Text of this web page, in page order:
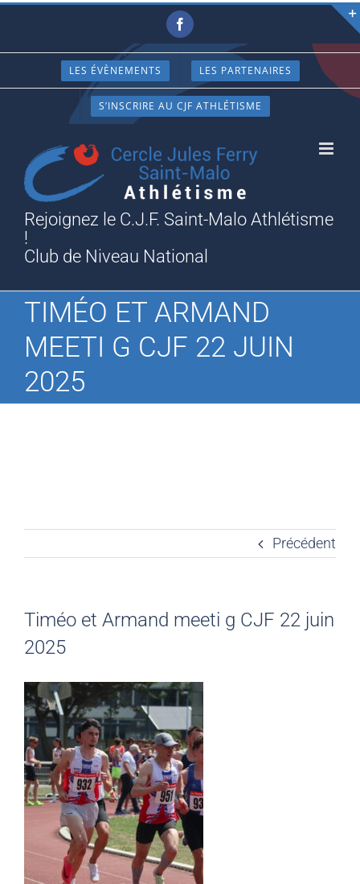
Passer
contenu
Facebook
LES ÉVÈNEMENTS LES PARTENAIRES
S’INSCRIRE AU CJF ATHLÉTISME
Rejoignez le C.J.F. Saint-Malo Athlétisme
!
Club de Niveau National
TIMÉO ET ARMAND
MEETI G CJF 22 JUIN
2025
Précédent
Timéo et Armand meeti g CJF 22 juin
2025